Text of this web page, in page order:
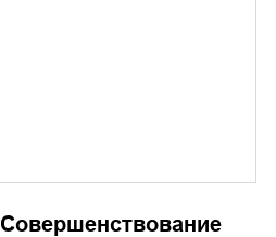
Совершенствование